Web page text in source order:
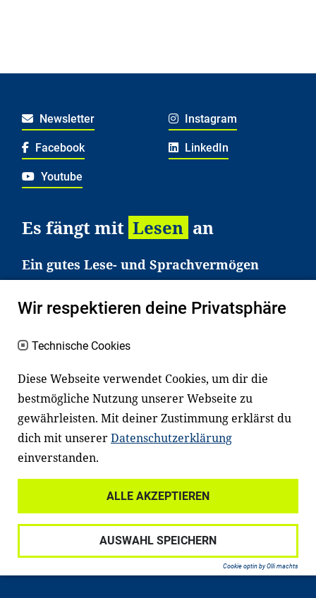
Newsletter Instagram
Facebook LinkedIn
Youtube
Es fängt mit Lesen an
Ein gutes Lese- und Sprachvermögen
Es erleichtert den Zugang zu Bildung und
Kinder und Jugendliche in Deutschland
haben aber große Schwierigkeiten dabei.
Unser Angebot richtet sich deshalb gezielt
an Familien sowie an Erzieher*innen,
Lehrer*innen und andere
Fachexpert*innen. Dafür arbeiten wir eng
mit Ministerien, wissenschaftlichen
Einrichtungen, Verbänden, Unternehmen
und anderen Stiftungen zusammen.
Wir respektieren deine Privatsphäre
Technische Cookies
Diese Webseite verwendet Cookies, um dir die
bestmögliche Nutzung unserer Webseite zu
gewährleisten. Mit deiner Zustimmung erklärst du
dich mit unsererDatenschutzerklärung
einverstanden.
ALLE AKZEPTIEREN
AUSWAHL SPEICHERN
Cookie optin by Olli machts